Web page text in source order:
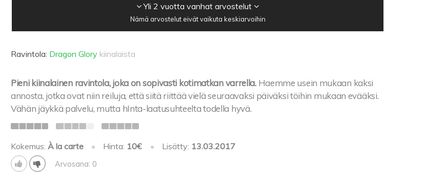
Yli 2 vuotta vanhat arvostelut
Nämä arvostelut eivät vaikuta keskiarvoihin
Ravintola: Dragon Glory kiinalaista
Pieni kiinalainen ravintola, joka on sopivasti kotimatkan varrella. Haemme usein mukaan kaksi
annosta, jotka ovat niin reiluja, että siitä riittää vielä seuraavaksi päiväksi töihin mukaan evääksi.
Vähän jäykkä palvelu, mutta hInta-laatusuhteelta todella hyvä.
Kokemus: À la carte • Hinta: 10€ • Lisätty: 13.03.2017
Arvosana: 0